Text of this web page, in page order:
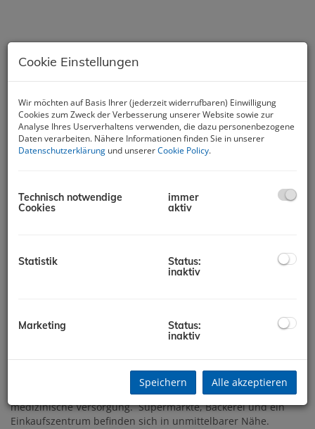
Sanierungsbedürftige
Eigentumswohnung Nähe
Stadtzentrum.
Beschreibung
verwirklichen. Die Wohnung befindet sich in einem
baufälligen Zustand – ideal für alle, die mit handwerklichem
Die Lage ist perfekt für alle, die Wert auf eine ausgezeichnete
Sie in unmittelbarer Nähe alles, was Sie brauchen: Ärzte,
Apotheke und Krankenhaus garantieren eine umfassende
medizinische Versorgung. Supermärkte, Bäckerei und ein
Einkaufszentrum befinden sich in unmittelbarer Nähe.
Cookie Einstellungen
Wir möchten auf Basis Ihrer (jederzeit widerrufbaren) Einwilligung
Cookies zum Zweck der Verbesserung unserer Website sowie zur
Analyse Ihres Userverhaltens verwenden, die dazu personenbezogene
Daten verarbeiten. Nähere Informationen finden Sie in unserer
Datenschutzerklärung und unsererCookie Policy.
Technisch notwendige
Cookies
immer
aktiv
Statistik
Status:
inaktiv
Marketing
Status:
inaktiv
Speichern Alle akzeptieren